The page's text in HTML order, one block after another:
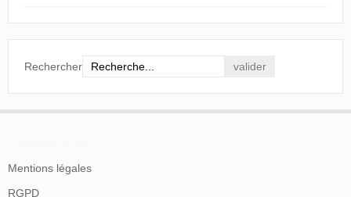
Rechercher
Mentions légales
RGPD